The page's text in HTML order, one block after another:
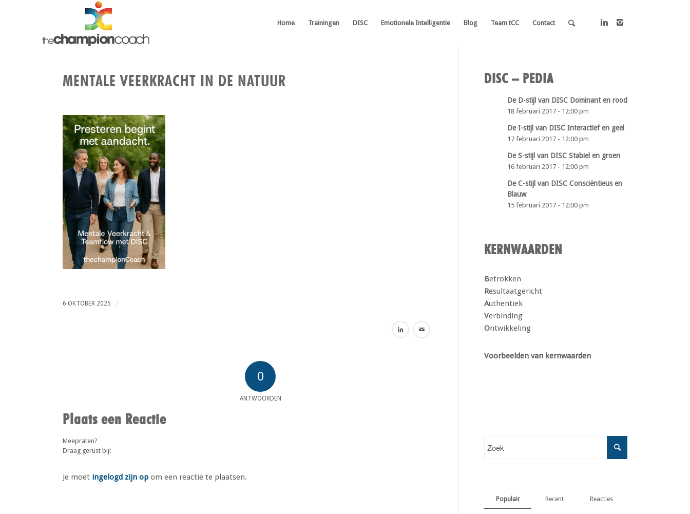
Home Trainingen DISC Emotionele Intelligentie Blog Team tCC Contact
MENTALE VEERKRACHT IN DE NATUUR
6 OKTOBER 2025 /
0
ANTWOORDEN
Plaats een Reactie
Meepraten?
Draag gerust bij!
Je moet ingelogd zijn op om een reactie te plaatsen.
DISC – PEDIA
De D-stijl van DISC Dominant en rood
18 februari 2017 - 12:00 pm
De I-stijl van DISC Interactief en geel
17 februari 2017 - 12:00 pm
De S-stijl van DISC Stabiel en groen
16 februari 2017 - 12:00 pm
De C-stijl van DISC Consciëntieus en
Blauw
15 februari 2017 - 12:00 pm
KERNWAARDEN
Betrokken
Resultaatgericht
Authentiek
Verbinding
Ontwikkeling
Voorbeelden van kernwaarden
Populair Recent Reacties